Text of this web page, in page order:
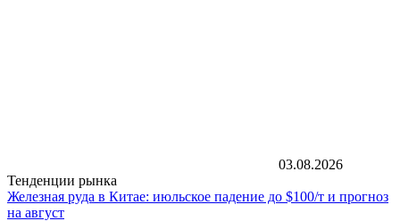
03.08.2026
Тенденции рынка
Железная руда в Китае: июльское падение до $100/т и прогноз
на август